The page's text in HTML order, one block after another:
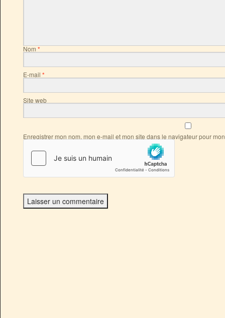
Nom*
E-mail *
Site web
Enregistrer mon nom, mon e-mail et mon site dans le navigateur pour